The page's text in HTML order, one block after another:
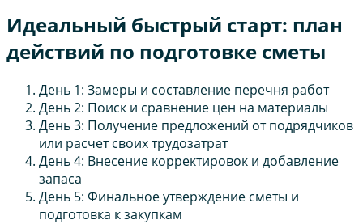
Идеальный быстрый старт: план
действий по подготовке сметы
День 1: Замеры и составление перечня работ
День 2: Поиск и сравнение цен на материалы
День 3: Получение предложений от подрядчиков
или расчет своих трудозатрат
День 4: Внесение корректировок и добавление
запаса
День 5: Финальное утверждение сметы и
подготовка к закупкам